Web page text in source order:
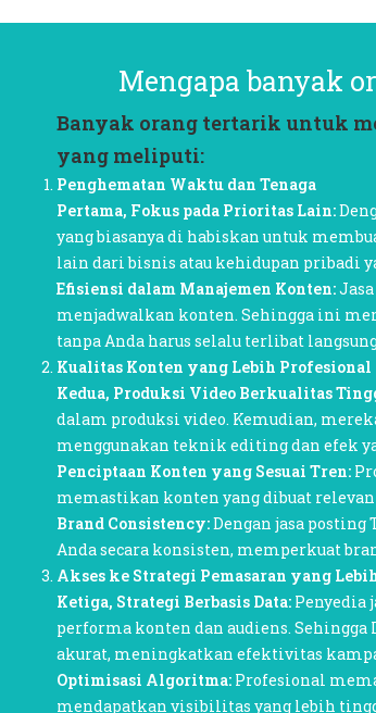
Mengapa banyak
Banyak orang tertarik untuk
yang meliputi:
Penghematan Waktu dan Tenaga
Pertama, Fokus pada Prioritas Lain:
yang biasanya di habiskan untuk
lain dari bisnis atau kehidupan pribadi
Efisiensi dalam Manajemen Konten:
menjadwalkan konten. Sehingga ini
tanpa Anda harus selalu terlibat
Kualitas Konten yang Lebih Profesional
Kedua, Produksi Video Berkualitas
dalam produksi video. Kemudian,
menggunakan teknik editing dan efek
Penciptaan Konten yang Sesuai Tren:
memastikan konten yang dibuat
Brand Consistency:Dengan jasa
Anda secara konsisten, memperkuat
Akses ke Strategi Pemasaran yang
Ketiga, Strategi Berbasis Data: Penyedia
performa konten dan audiens.
akurat, meningkatkan efektivitas
Optimisasi Algoritma: Profesional
mendapatkan visibilitas yang lebih